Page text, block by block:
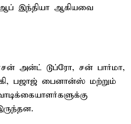
இந்தியா ஆகியவை
அன்ட் டூப்ரோ, சன் பார்மா,
பஜாஜ் பைனான்ஸ் மற்றும்